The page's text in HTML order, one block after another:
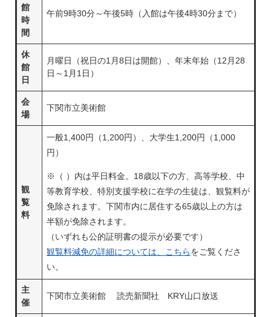
館
時
間
午前9時30分～午後5時（入館は午後4時30分まで）
休
館
日
月曜日（祝日の1月8日は開館）、年末年始（12月28
日～1月1日）
会
場
下関市立美術館
観
覧
料
一般1,400円（1,200円）、大学生1,200円（1,000
円）
※（ ）内は平日料金。18歳以下の方、高等学校、中
等教育学校、特別支援学校に在学の生徒は、観覧料が
免除されます。下関市内に居住する65歳以上の方は
半額が免除されます。
（いずれも公的証明書の提示が必要です）
観覧料減免の詳細については、こちらをご覧くださ
い。
主
催
下関市立美術館 読売新聞社 KRY山口放送